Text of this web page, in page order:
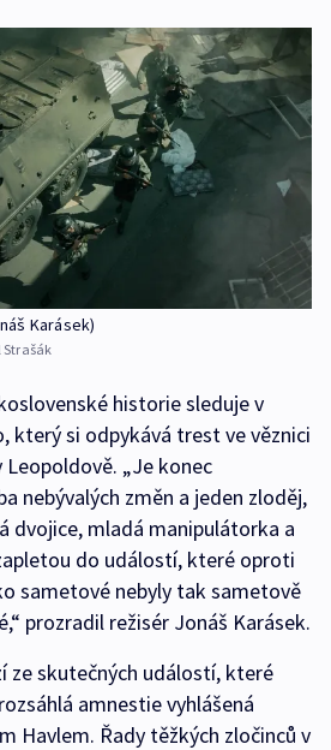
Karásek)
historie sleduje v
který si odpykává trest ve věznici
„Je konec
nebývalých změn a jeden zloděj,
dvojice, mladá manipulátorka a
do událostí, které oproti
sametové nebyly tak sametově
prozradil režisér Jonáš Karásek.
ze skutečných událostí, které
amnestie vyhlášená
Havlem. Řady těžkých zločinců v